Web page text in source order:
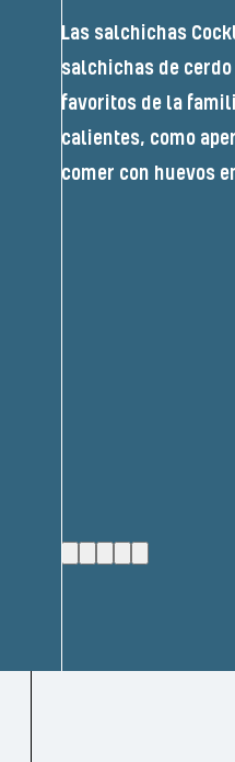
Las salchichas
salchichas de
favoritos de la
calientes, como
comer con huevos